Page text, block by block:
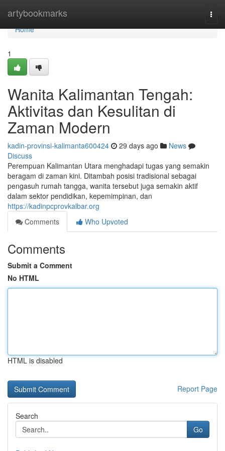
artybookmarks
Home
Home
1
Wanita Kalimantan Tengah:
Aktivitas dan Kesulitan di
Zaman Modern
kadin-provinsi-kalimanta600424 29 days ago
News
Discuss
Perempuan Kalimantan Utara menghadapi tugas yang semakin
beragam di zaman kini. Ditambah posisi tradisional sebagai
pengasuh rumah tangga, wanita tersebut juga semakin aktif
dalam sektor pendidikan, kepemimpinan, dan
https://kadinpcprovkalbar.org
Comments
Who Upvoted
Comments
Submit a Comment
No HTML
HTML is disabled
Report Page
Search
Go